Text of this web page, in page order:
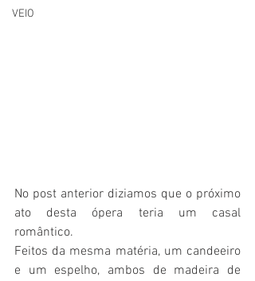
VEIO
No post anterior diziamos que o próximo
ato desta ópera teria um casal
romântico.
Feitos da mesma matéria, um candeeiro
e um espelho, ambos de madeira de